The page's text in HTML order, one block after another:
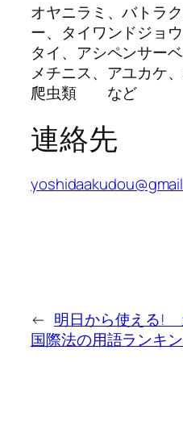
オヤニラミ、バトラ
ー、タイワンドジョ
タイ、アシペンサー
メチニス、アユカケ
爬虫類 など
連絡先
← 明日から使える!
国際法の用語ランキン